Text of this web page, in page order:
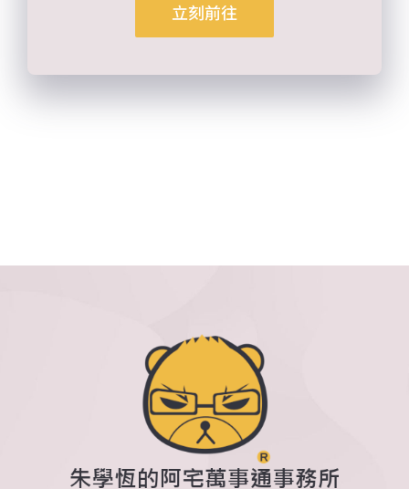
立刻前往